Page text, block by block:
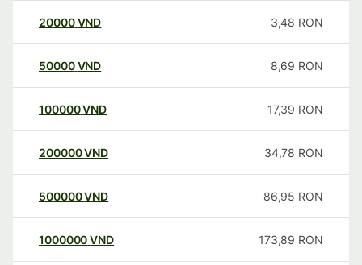
20000 VND 3,48 RON
50000 VND 8,69 RON
100000VND 17,39 RON
200000VND 34,78 RON
500000VND 86,95 RON
1000000VND 173,89 RON